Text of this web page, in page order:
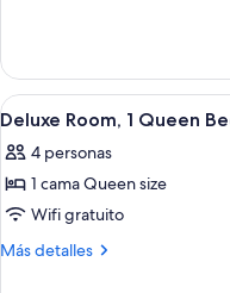
2
Double
Beds,
Non
Smoking
Double
Room,
2
Beds,
Non
Ver
todas
las
fotos
de
Deluxe
5
Deluxe Room, 1 Queen
4 personas
1 cama Queen size
Wifi gratuito
Más detalles
Más